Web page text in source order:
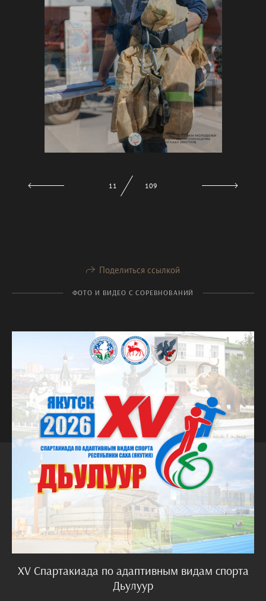
12 109
Поделиться ссылкой
ФОТО И ВИДЕО С СОРЕВНОВАНИЙ
XV Спартакиада по адаптивным видам спорта
Дьулуур